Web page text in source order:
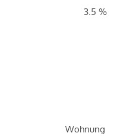
3.5 %
Wohnung